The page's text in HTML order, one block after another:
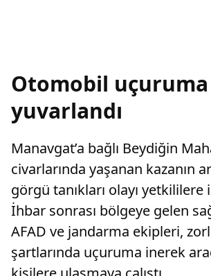
Otomobil uçuruma
yuvarlandı
Manavgat’a bağlı Beydiğin
civarlarında yaşanan kazanın
görgü tanıkları olayı yetkililere
İhbar sonrası bölgeye gelen
AFAD ve jandarma ekipleri,
şartlarında uçuruma inerek